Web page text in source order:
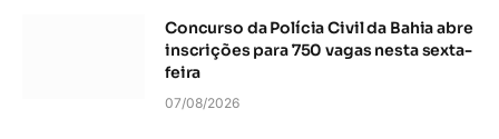
Concurso da Polícia Civil da Bahia abre
inscrições para 750 vagas nesta sexta-
feira
07/08/2026